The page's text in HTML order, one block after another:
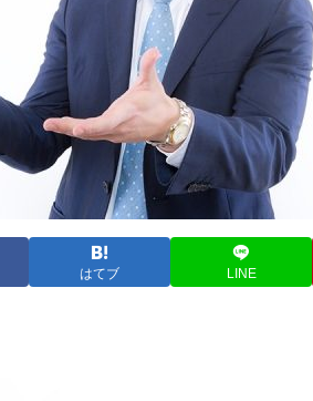
はてブ LINE